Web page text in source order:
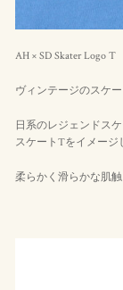
AH × SD Skater Logo T
ヴィンテージのスケ
日系のレジェンドス
スケートTをイメージ
柔らかく滑らかな肌